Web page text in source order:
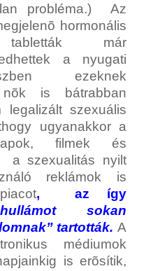
probléma.) Az
hormonális
tabletták már
a nyugati
ezeknek
is bátrabban
szexuális
ugyanakkor a
filmek és
a szexualitás nyilt
reklámok is
, az így
sokan
tartották. A
médiumok
is erõsítik,